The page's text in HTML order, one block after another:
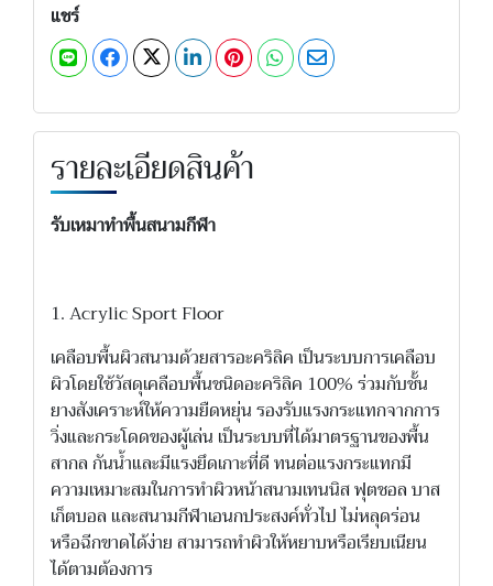
แชร์
รายละเอียดสินค้า
รับเหมาทำพื้นสนามกีฬา
1. Acrylic Sport Floor
เคลือบพื้นผิวสนามด้วยสารอะคริลิค เป็นระบบการเคลือบ
ผิวโดยใช้วัสดุเคลือบพื้นชนิดอะคริลิค 100% ร่วมกับชั้น
ยางสังเคราะห์ให้ความยืดหยุ่น รองรับแรงกระแทกจากการ
วิ่งและกระโดดของผู้เล่น เป็นระบบที่ได้มาตรฐานของพื้น
สากล กันน้ำและมีแรงยึดเกาะที่ดี ทนต่อแรงกระแทกมี
ความเหมาะสมในการทำผิวหน้าสนามเทนนิส ฟุตชอล บาส
เก็ตบอล และสนามกีฬาเอนกประสงค์ทั่วไป ไม่หลุดร่อน
หรือฉีกขาดได้ง่าย สามารถทำผิวให้หยาบหรือเรียบเนียน
ได้ตามต้องการ